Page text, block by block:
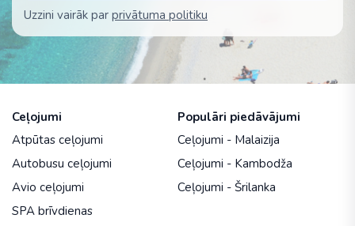
Uzzini vairāk par privātuma politiku
Ceļojumi
Atpūtas ceļojumi
Autobusu ceļojumi
Avio ceļojumi
SPA brīvdienas
Populāri piedāvājumi
Ceļojumi - Malaizija
Ceļojumi - Kambodža
Ceļojumi - Šrilanka